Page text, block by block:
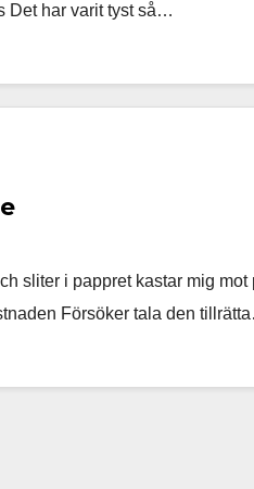
Det har varit tyst så…
sliter i pappret kastar mig
Försöker tala den